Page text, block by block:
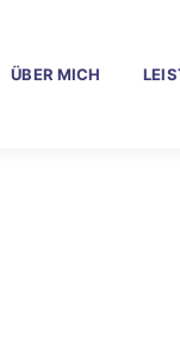
ÜBER MICH